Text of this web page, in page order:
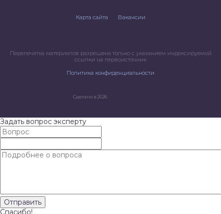
Карта сайта Вакансии
Перепечатка материалов разрешена только с указанием индексируемой
ссылки на первоисточник
Политика конфиденциальности
Сделано в 2026
Задать вопрос эксперту
Спасибо!